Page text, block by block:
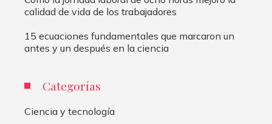
calidad de vida de los trabajadores
15 ecuaciones fundamentales que marcaron un
antes y un después en la ciencia
Categorías
Ciencia y tecnología